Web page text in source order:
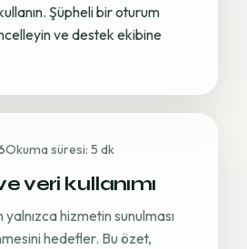
Şüpheli bir oturum
ve destek ekibine
Okuma süresi: 5 dk
veri kullanımı
hizmetin sunulması
hedefler. Bu özet,